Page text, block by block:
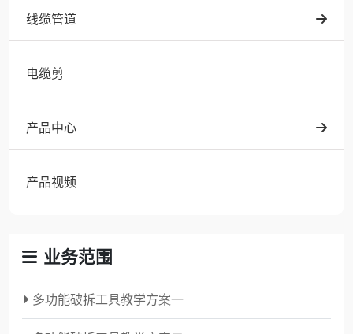
线缆管道
电缆剪
产品中心
产品视频
业务范围
多功能破拆工具教学方案一